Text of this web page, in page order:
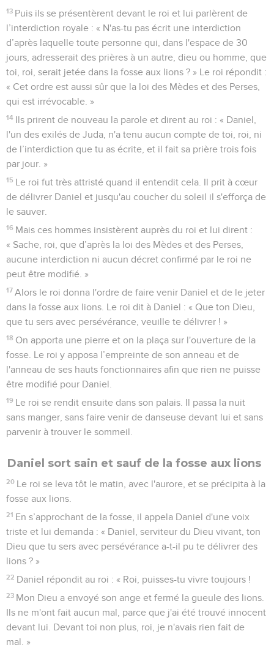
13 Puis ils se présentèrent devant le roi et lui parlèrent de
l’interdiction royale : « N'as-tu pas écrit une interdiction
d’après laquelle toute personne qui, dans l'espace de 30
jours, adresserait des prières à un autre, dieu ou homme, que
toi, roi, serait jetée dans la fosse aux lions ? » Le roi répondit :
« Cet ordre est aussi sûr que la loi des Mèdes et des Perses,
qui est irrévocable. »
14 Ils prirent de nouveau la parole et dirent au roi : « Daniel,
l'un des exilés de Juda, n'a tenu aucun compte de toi, roi, ni
de l’interdiction que tu as écrite, et il fait sa prière trois fois
par jour. »
15 Le roi fut très attristé quand il entendit cela. Il prit à cœur
de délivrer Daniel et jusqu'au coucher du soleil il s'efforça de
le sauver.
16 Mais ces hommes insistèrent auprès du roi et lui dirent :
« Sache, roi, que d’après la loi des Mèdes et des Perses,
aucune interdiction ni aucun décret confirmé par le roi ne
peut être modifié. »
17 Alors le roi donna l'ordre de faire venir Daniel et de le jeter
dans la fosse aux lions. Le roi dit à Daniel : « Que ton Dieu,
que tu sers avec persévérance, veuille te délivrer ! »
18 On apporta une pierre et on la plaça sur l'ouverture de la
fosse. Le roi y apposa l’empreinte de son anneau et de
l'anneau de ses hauts fonctionnaires afin que rien ne puisse
être modifié pour Daniel.
19 Le roi se rendit ensuite dans son palais. Il passa la nuit
sans manger, sans faire venir de danseuse devant lui et sans
parvenir à trouver le sommeil.
Daniel sort sain et sauf de la fosse aux lions
20 Le roi se leva tôt le matin, avec l'aurore, et se précipita à la
fosse aux lions.
21 En s’approchant de la fosse, il appela Daniel d'une voix
triste et lui demanda : « Daniel, serviteur du Dieu vivant, ton
Dieu que tu sers avec persévérance a-t-il pu te délivrer des
lions ? »
22 Daniel répondit au roi : « Roi, puisses-tu vivre toujours !
23 Mon Dieu a envoyé son ange et fermé la gueule des lions.
Ils ne m'ont fait aucun mal, parce que j'ai été trouvé innocent
devant lui. Devant toi non plus, roi, je n'avais rien fait de
mal. »